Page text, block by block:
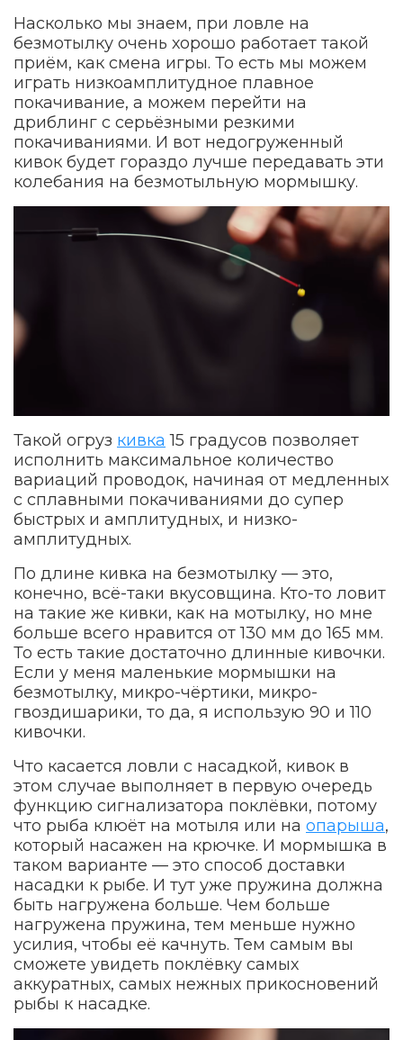
Насколько мы знаем, при ловле на
безмотылку очень хорошо работает такой
приём, как смена игры. То есть мы можем
играть низкоамплитудное плавное
покачивание, а можем перейти на
дриблинг с серьёзными резкими
покачиваниями. И вот недогруженный
кивок будет гораздо лучше передавать эти
колебания на безмотыльную мормышку.
Такой огруз кивка 15 градусов позволяет
исполнить максимальное количество
вариаций проводок, начиная от медленных
с сплавными покачиваниями до супер
быстрых и амплитудных, и низко-
амплитудных.
По длине кивка на безмотылку — это,
конечно, всё-таки вкусовщина. Кто-то ловит
на такие же кивки, как на мотылку, но мне
больше всего нравится от 130 мм до 165 мм.
То есть такие достаточно длинные кивочки.
Если у меня маленькие мормышки на
безмотылку, микро-чёртики, микро-
гвоздишарики, то да, я использую 90 и 110
кивочки.
Что касается ловли с насадкой, кивок в
этом случае выполняет в первую очередь
функцию сигнализатора поклёвки, потому
что рыба клюёт на мотыля или на опарыша,
который насажен на крючке. И мормышка в
таком варианте — это способ доставки
насадки к рыбе. И тут уже пружина должна
быть нагружена больше. Чем больше
нагружена пружина, тем меньше нужно
усилия, чтобы её качнуть. Тем самым вы
сможете увидеть поклёвку самых
аккуратных, самых нежных прикосновений
рыбы к насадке.